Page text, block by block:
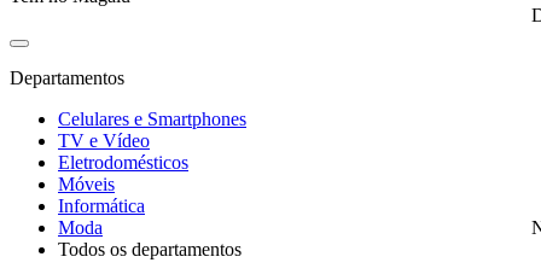
Departamentos
Celulares e Smartphones
TV e Vídeo
Eletrodomésticos
Móveis
Informática
Moda
Todos os departamentos